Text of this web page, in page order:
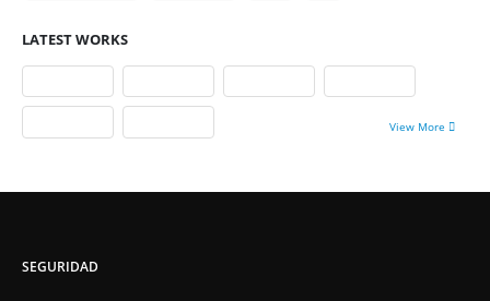
LATEST WORKS
View More
SEGURIDAD